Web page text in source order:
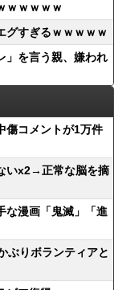
ｗｗｗｗｗ
グすぎるｗｗｗｗｗ
」を言う親、嫌われ
傷コメントが1万件
いx2→正常な脳を摘
な漫画「鬼滅」「進
ぶりボランティアと